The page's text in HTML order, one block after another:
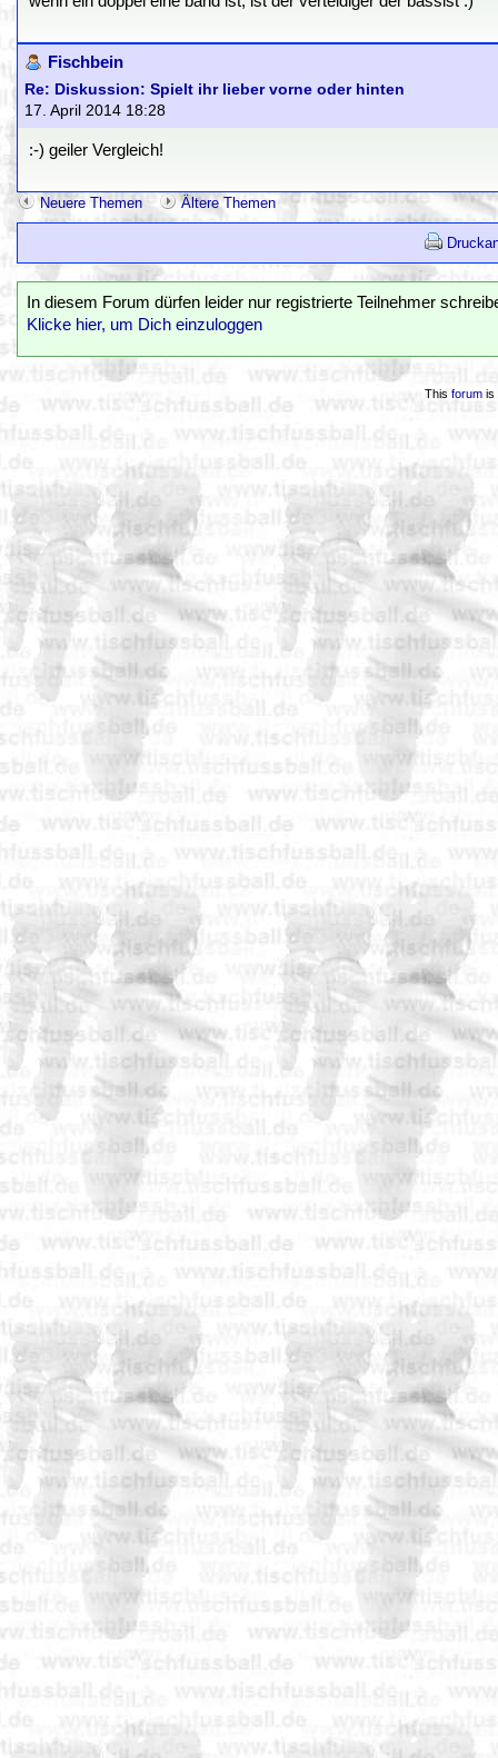
Fischbein
Re: Diskussion: Spielt ihr lieber vorne oder hinten
17. April 2014 18:28
:-) geiler Vergleich!
Neuere Themen Ältere Themen
In diesem Forum dürfen leider nur registrierte Teilnehmer
Klicke hier, um Dich einzuloggen
This forumis